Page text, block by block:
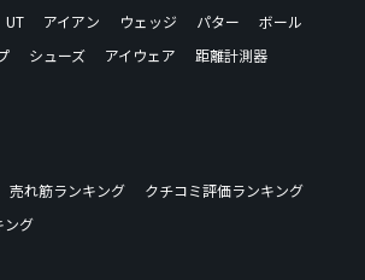
UT アイアン ウェッジ パター
ボール
シューズ アイウェア
距離計測器
売れ筋ランキング
クチコミ評価ランキング
ング